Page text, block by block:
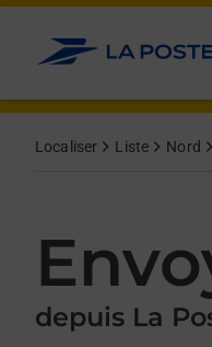
Allez au contenu
Localiser Liste Nord
depuis La
Afficher ou masquer la
Afficher ou masquer la
Afficher ou masquer la